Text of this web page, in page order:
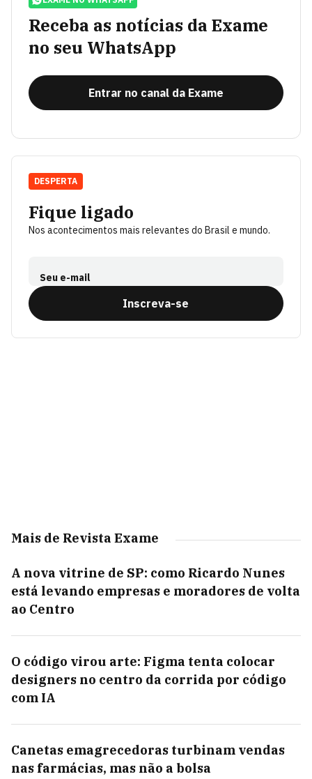
Receba as notícias da Exame
no seu WhatsApp
Entrar no canal da Exame
Fique ligado
Nos acontecimentos mais relevantes do Brasil e mundo.
Seu e-mail
Inscreva-se
DESPERTA
Mais de Revista Exame
A nova vitrine de SP: como Ricardo Nunes
está levando empresas e moradores de volta
ao Centro
O código virou arte: Figma tenta colocar
designers no centro da corrida por código
com IA
Canetas emagrecedoras turbinam vendas
nas farmácias, mas não a bolsa